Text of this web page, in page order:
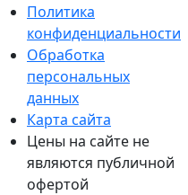
Политика
конфиденциальности
Обработка
персональных
данных
Карта сайта
Цены на сайте не
являются публичной
офертой